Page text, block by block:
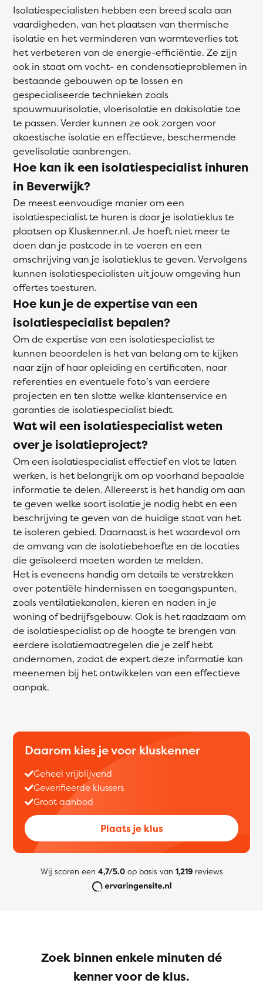
Isolatiespecialisten hebben een breed scala aan
vaardigheden, van het plaatsen van thermische
isolatie en het verminderen van warmteverlies tot
het verbeteren van de energie-efficiëntie. Ze zijn
ook in staat om vocht- en condensatieproblemen in
bestaande gebouwen op te lossen en
gespecialiseerde technieken zoals
spouwmuurisolatie, vloerisolatie en dakisolatie toe
te passen. Verder kunnen ze ook zorgen voor
akoestische isolatie en effectieve, beschermende
gevelisolatie aanbrengen.
Hoe kan ik een isolatiespecialist inhuren
in Beverwijk?
De meest eenvoudige manier om een
isolatiespecialist te huren is door je isolatieklus te
plaatsen op Kluskenner.nl. Je hoeft niet meer te
doen dan je postcode in te voeren en een
omschrijving van je isolatieklus te geven. Vervolgens
kunnen isolatiespecialisten uit jouw omgeving hun
offertes toesturen.
Hoe kun je de expertise van een
isolatiespecialist bepalen?
Om de expertise van een isolatiespecialist te
kunnen beoordelen is het van belang om te kijken
naar zijn of haar opleiding en certificaten, naar
referenties en eventuele foto’s van eerdere
projecten en ten slotte welke klantenservice en
garanties de isolatiespecialist biedt.
Wat wil een isolatiespecialist weten
over je isolatieproject?
Om een isolatiespecialist effectief en vlot te laten
werken, is het belangrijk om op voorhand bepaalde
informatie te delen. Allereerst is het handig om aan
te geven welke soort isolatie je nodig hebt en een
beschrijving te geven van de huidige staat van het
te isoleren gebied. Daarnaast is het waardevol om
de omvang van de isolatiebehoefte en de locaties
die geïsoleerd moeten worden te melden.
Het is eveneens handig om details te verstrekken
over potentiële hindernissen en toegangspunten,
zoals ventilatiekanalen, kieren en naden in je
woning of bedrijfsgebouw. Ook is het raadzaam om
de isolatiespecialist op de hoogte te brengen van
eerdere isolatiemaatregelen die je zelf hebt
ondernomen, zodat de expert deze informatie kan
meenemen bij het ontwikkelen van een effectieve
aanpak.
Daarom kies je voor kluskenner
Geheel vrijblijvend
Geverifieerde klussers
Groot aanbod
Plaats je klus
Wij scoren een 4,7/5.0op basis van 1,219reviews
Zoek binnen enkele minuten dé
kenner voor de klus.